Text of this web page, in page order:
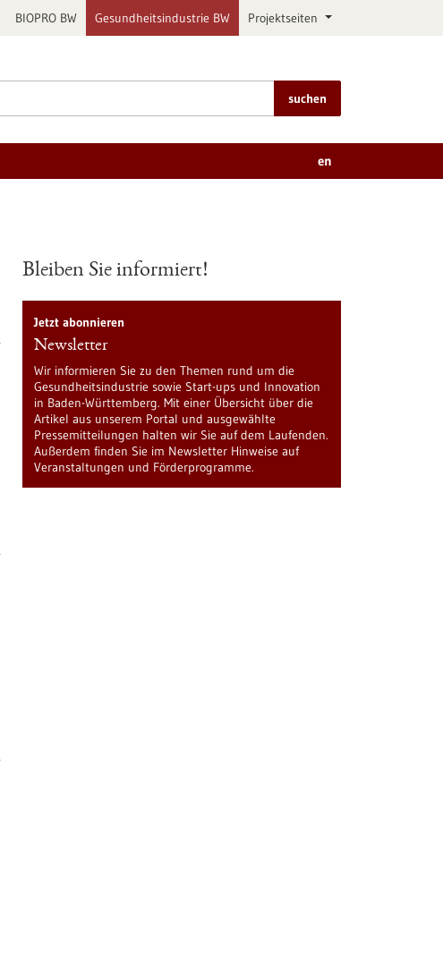
BIOPRO BW Gesundheitsindustrie BW Projektseiten
suchen
en
Bleiben Sie informiert!
Jetzt abonnieren
Newsletter
Wir informieren Sie zu den Themen rund um die
Gesundheitsindustrie sowie Start-ups und Innovation
in Baden-Württemberg. Mit einer Übersicht über die
Artikel aus unserem Portal und ausgewählte
Pressemitteilungen halten wir Sie auf dem Laufenden.
Außerdem finden Sie im Newsletter Hinweise auf
Veranstaltungen und Förderprogramme.